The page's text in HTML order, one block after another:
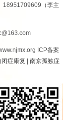
18951709609（李主
ICP备案
症康复
南京孤独症